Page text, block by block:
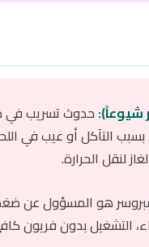
شيوعاً):حدوث تسريب في
بسبب التآكل أو عيب في
لنقل الحرارة.
هو المسؤول عن
التشغيل بدون فريون كافٍ، أو